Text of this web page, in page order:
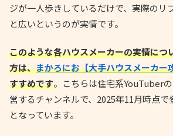
ジが一人歩きしているだけで、実際のリ
と広いというのが実情です。
このような各ハウスメーカーの実情につ
方は、まかろにお【大手ハウスメーカー
すすめです。こちらは住宅系YouTuber
営するチャンネルで、2025年11月時点
となっています。